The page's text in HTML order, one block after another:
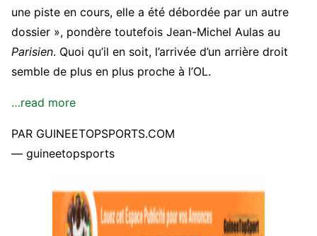
une piste en cours, elle a été débordée par un autre
dossier », pondère toutefois Jean-Michel Aulas au
Parisien. Quoi qu’il en soit, l’arrivée d’un arrière droit
semble de plus en plus proche à l’OL.
…read more
PAR GUINEETOPSPORTS.COM
— guineetopsports